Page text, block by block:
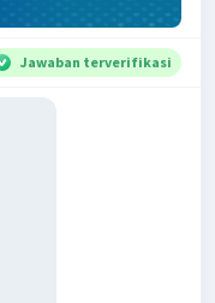
Jawaban terverifikasi